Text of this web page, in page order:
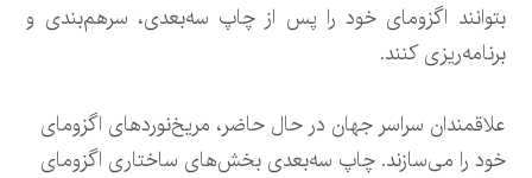
بتوانند اگزومای خود را پس از چاپ سه‌بعدی، سرهم‌بندی و
برنامه‌ریزی کنند.
علاقمندان سراسر جهان در حال حاضر، مریخ‌نوردهای اگزومای
خود را می‌سازند. چاپ سه‌بعدی بخش‌های ساختاری اگزومای